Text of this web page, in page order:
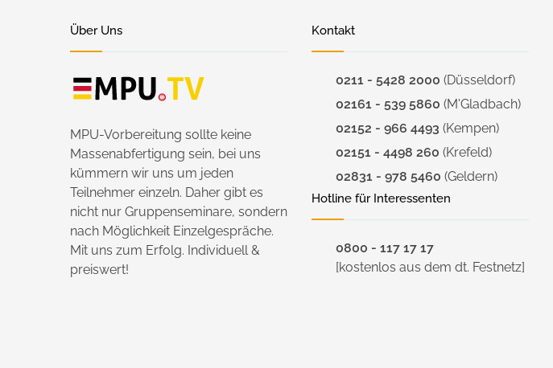
Über Uns
MPU-Vorbereitung sollte keine
Massenabfertigung sein, bei uns
kümmern wir uns um jeden
Teilnehmer einzeln. Daher gibt es
nicht nur Gruppenseminare, sondern
nach Möglichkeit Einzelgespräche.
Mit uns zum Erfolg. Individuell &
preiswert!
Kontakt
0211 - 5428 2000 (Düsseldorf)
02161 - 539 5860 (M'Gladbach)
02152 - 966 4493 (Kempen)
02151 - 4498 260 (Krefeld)
02831 - 978 5460 (Geldern)
Hotline für Interessenten
0800 - 117 17 17
[kostenlos aus dem dt. Festnetz]